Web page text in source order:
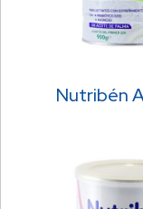
Nutribén